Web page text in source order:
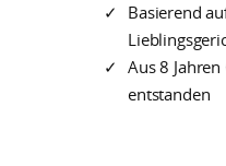
Basierend
Aus 8
entstanden